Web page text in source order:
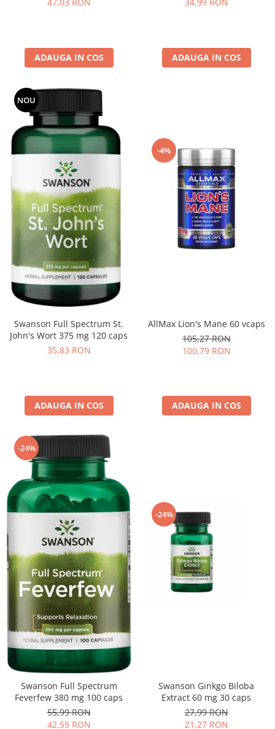
ADAUGA IN COS ADAUGA IN COS
NOU
Swanson Full Spectrum St.
John's Wort 375 mg 120 caps
35,83 RON
ADAUGA IN COS
-4%
AllMax Lion's Mane 60 vcaps
105,27 RON
100,79 RON
ADAUGA IN COS
-24%
Swanson Full Spectrum
Feverfew 380 mg 100 caps
55,99 RON
42,55 RON
-24%
Swanson Ginkgo Biloba
Extract 60 mg 30 caps
27,99 RON
21,27 RON